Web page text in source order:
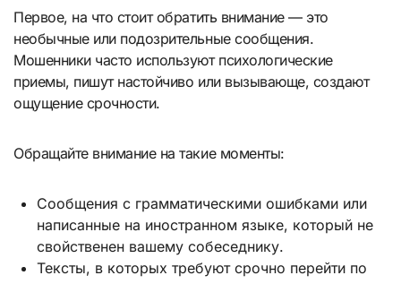
Первое, на что стоит обратить внимание — это
необычные или подозрительные сообщения.
Мошенники часто используют психологические
приемы, пишут настойчиво или вызывающе, создают
ощущение срочности.
Обращайте внимание на такие моменты:
Сообщения с грамматическими ошибками или
написанные на иностранном языке, который не
свойственен вашему собеседнику.
Тексты, в которых требуют срочно перейти по